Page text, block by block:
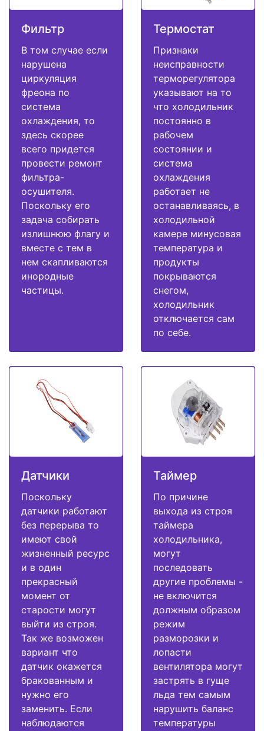
Фильтр
В том случае если
нарушена
циркуляция
фреона по
система
охлаждения, то
здесь скорее
всего придется
провести ремонт
фильтра-
осушителя.
Поскольку его
задача собирать
излишнюю флагу и
вместе с тем в
нем скапливаются
инородные
частицы.
Термостат
Признаки
неисправности
терморегулятора
указывают на то
что холодильник
постоянно в
рабочем
состоянии и
система
охлаждения
работает не
останавливаясь, в
холодильной
камере минусовая
температура и
продукты
покрываются
снегом,
холодильник
отключается сам
по себе.
Датчики
Поскольку
датчики работают
без перерыва то
имеют свой
жизненный ресурс
и в один
прекрасный
момент от
старости могут
выйти из строя.
Так же возможен
вариант что
датчик окажется
бракованным и
нужно его
заменить. Если
наблюдаются
Таймер
По причине
выхода из строя
таймера
холодильника,
могут
последовать
другие проблемы -
не включится
должным образом
режим
разморозки и
лопасти
вентилятора могут
застрять в гуще
льда тем самым
нарушить баланс
температуры